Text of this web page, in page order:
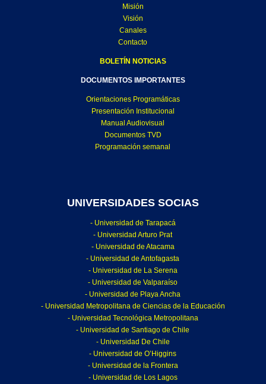
Misión
Visión
Canales
Contacto
BOLETÍN NOTICIAS
DOCUMENTOS IMPORTANTES
Orientaciones Programáticas
Presentación Institucional
Manual Audiovisual
Documentos TVD
Programación semanal
UNIVERSIDADES SOCIAS
- Universidad de Tarapacá
- Universidad Arturo Prat
- Universidad de Atacama
- Universidad de Antofagasta
- Universidad de La Serena
- Universidad de Valparaíso
- Universidad de Playa Ancha
- Universidad Metropolitana de Ciencias de la Educación
- Universidad Tecnológica Metropolitana
- Universidad de Santiago de Chile
- Universidad De Chile
- Universidad de O’Higgins
- Universidad de la Frontera
- Universidad de Los Lagos